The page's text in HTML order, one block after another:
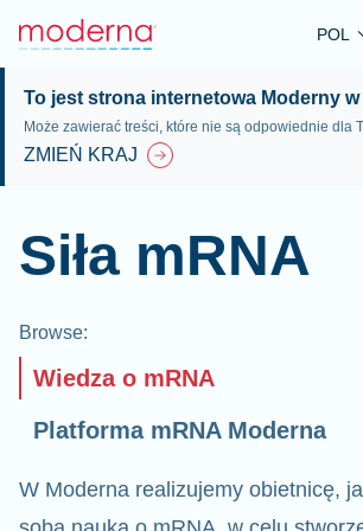
Skip to
POL
To jest strona internetowa Moderny
Może zawierać treści, które nie są odpowiednie dla
ZMIEŃ KRAJ
Siła mRNA
Browse:
Wiedza o mRNA
Platforma mRNA Moderna
W Moderna realizujemy obietnicę,